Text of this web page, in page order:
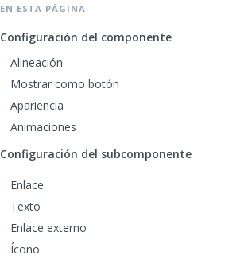
EN ESTA PÁGINA
Configuración del componente
Alineación
Mostrar como botón
Apariencia
Animaciones
Configuración del subcomponente
Enlace
Texto
Enlace externo
Ícono